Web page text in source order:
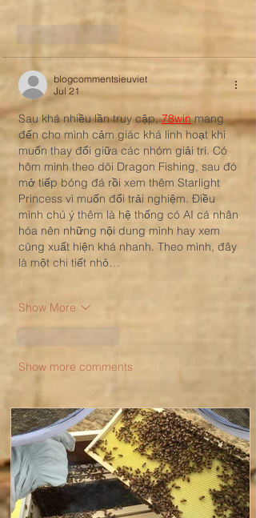
blogcommentsieuviet
Jul 21
Sau khá nhiều lần truy cập, 78win mang
đến cho mình cảm giác khá linh hoạt khi
muốn thay đổi giữa các nhóm giải trí. Có
hôm mình theo dõi Dragon Fishing, sau đó
mở tiếp bóng đá rồi xem thêm Starlight
Princess vì muốn đổi trải nghiệm. Điều
mình chú ý thêm là hệ thống có AI cá nhân
hóa nên những nội dung mình hay xem
cũng xuất hiện khá nhanh. Theo mình, đây
là một chi tiết nhỏ…
Show More
Show more comments